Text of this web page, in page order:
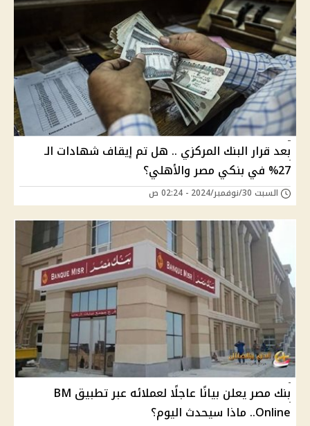
بعد قرار البنك المركزي .. هل تم إيقاف شهادات الـ
27% في بنكي مصر والأهلي؟
السبت 30/نوفمبر/2024 - 02:24 ص
بنك مصر يعلن بيانًا عاجلًا لعملائه عبر تطبيق BM
Online.. ماذا سيحدث اليوم؟